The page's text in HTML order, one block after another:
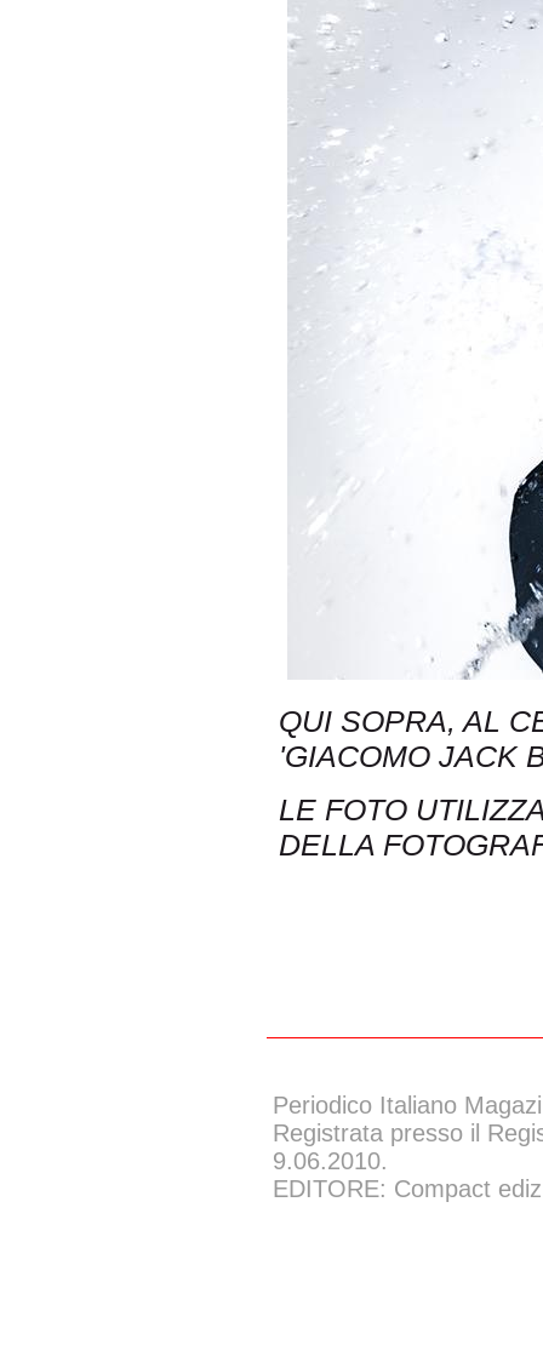
QUI SOPRA, AL
'GIACOMO JACK
LE FOTO
DELLA
Periodico Italiano
Registrata presso il
9.06.2010.
EDITORE: Compact